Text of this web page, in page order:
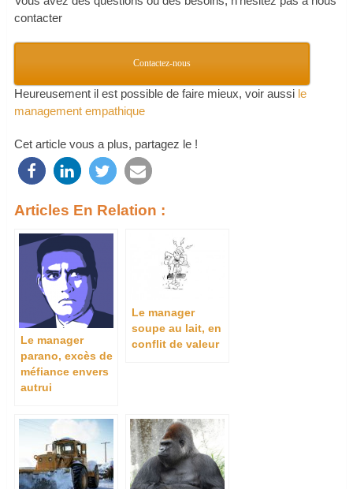
contacter
Contactez-nous
Heureusement il est possible de faire mieux, voir aussi le
management empathique
Cet article vous a plus, partagez le !
Articles En Relation :
Le manager
parano, excès de
méfiance envers
autrui
Le manager
soupe au lait, en
conflit de valeur